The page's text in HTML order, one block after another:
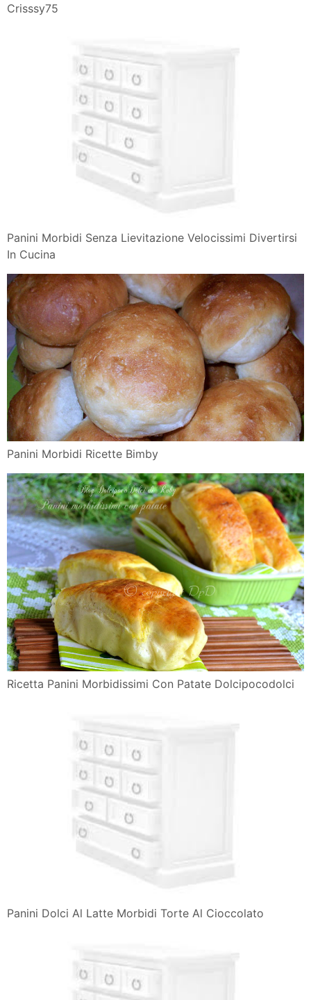
Crisssy75
Panini Morbidi Senza Lievitazione Velocissimi Divertirsi
In Cucina
Panini Morbidi Ricette Bimby
Ricetta Panini Morbidissimi Con Patate Dolcipocodolci
Panini Dolci Al Latte Morbidi Torte Al Cioccolato